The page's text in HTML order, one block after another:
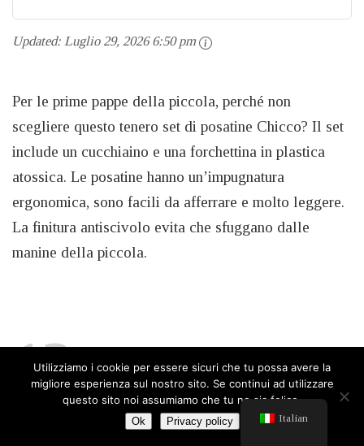
Updated: Luglio 29, 2026 6:50 pm
Per le prime pappe della piccola, perché non
scegliere questo tenero set di posatine Chicco? Il set
include un cucchiaino e una forchettina in plastica
atossica. Le posatine hanno un’impugnatura
ergonomica, sono facili da afferrare e molto leggere.
La finitura antiscivolo evita che sfuggano dalle
manine della piccola.
13 PER SALTARE NELLE POZZANGHERE
Italian
Utilizziamo i cookie per essere sicuri che tu possa avere la
migliore esperienza sul nostro sito. Se continui ad utilizzare
questo sito noi assumiamo che tu ne sia felice.
Ok Privacy policy